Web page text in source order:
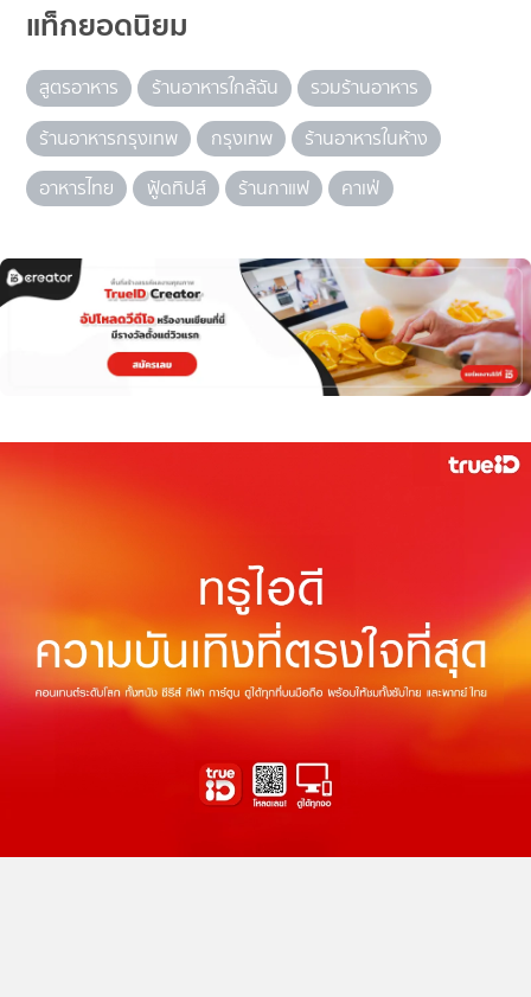
แท็กยอดนิยม
สูตรอาหาร ร้านอาหารใกล้ฉัน
รวมร้านอาหาร
ร้านอาหารกรุงเทพ
กรุงเทพ
ร้านอาหารในห้าง
อาหารไทย
ฟู้ดทิปส์ ร้านกาแฟ คาเฟ่